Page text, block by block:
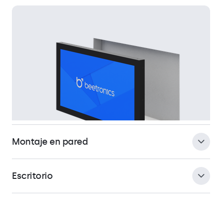
El monitor está diseñado específicamente para montaje
Montaje en pared
Escritorio